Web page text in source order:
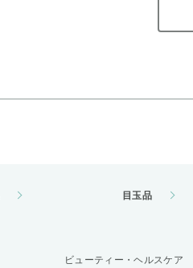
目玉品
ビューティー・ヘルスケア